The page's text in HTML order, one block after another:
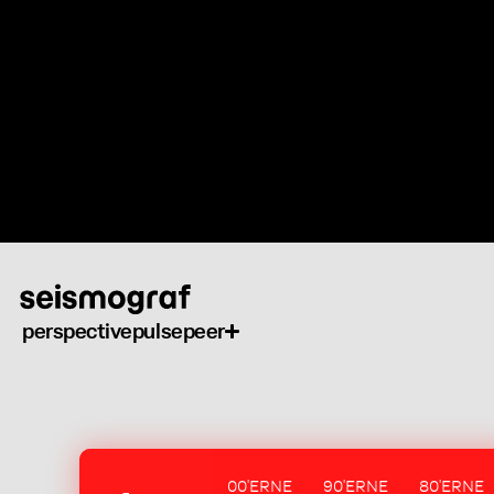
perspectivepulsepeer
00'ERNE 90'ERNE 80'ERNE